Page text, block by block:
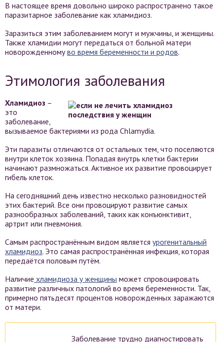
В настоящее время довольно широко распространено такое
паразитарное заболевание как хламидиоз.
Заразиться этим заболеванием могут и мужчины, и женщины.
Также хламидии могут передаться от больной матери
новорожденномуво время беременности и родов.
Этимология заболевания
Хламидиоз –
это
заболевание,
вызываемое бактериями из рода Chlamydia.
Эти паразиты отличаются от остальных тем, что поселяются
внутри клеток хозяина. Попадая внутрь клетки бактерии
начинают размножаться. Активное их развитие провоцирует
гибель клеток.
На сегодняшний день известно несколько разновидностей
этих бактерий. Все они провоцируют развитие самых
разнообразных заболеваний, таких как конъюнктивит,
артрит или пневмония.
Самым распространённым видом является урогенитальный
хламидиоз. Это самая распространённая инфекция, которая
передаётся половым путём.
Наличие хламидиоза у женщины может спровоцировать
развитие различных патологий во время беременности. Так,
примерно пятьдесят процентов новорожденных заражаются
от матери.
Заболевание трудно диагностировать